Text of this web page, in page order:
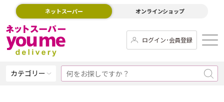
ネットスーパー オンラインショップ
ログイン･会員登録
カテゴリー